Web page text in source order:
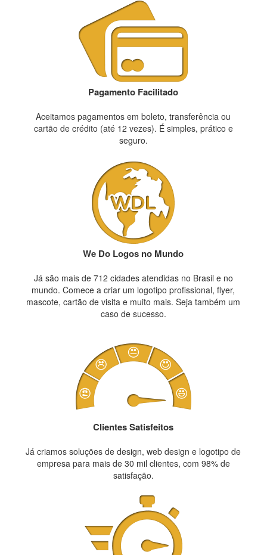
Pagamento Facilitado
Aceitamos pagamentos em boleto, transferência ou
cartão de crédito (até 12 vezes). É simples, prático e
seguro.
We Do Logos no Mundo
Já são mais de 712 cidades atendidas no Brasil e no
mundo. Comece a criar um logotipo profissional, flyer,
mascote, cartão de visita e muito mais. Seja também um
caso de sucesso.
Clientes Satisfeitos
Já criamos soluções de design, web design e logotipo de
empresa para mais de 30 mil clientes, com 98% de
satisfação.